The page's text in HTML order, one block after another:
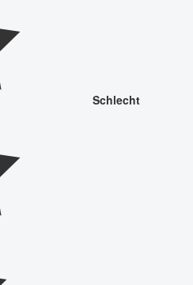
Schlecht